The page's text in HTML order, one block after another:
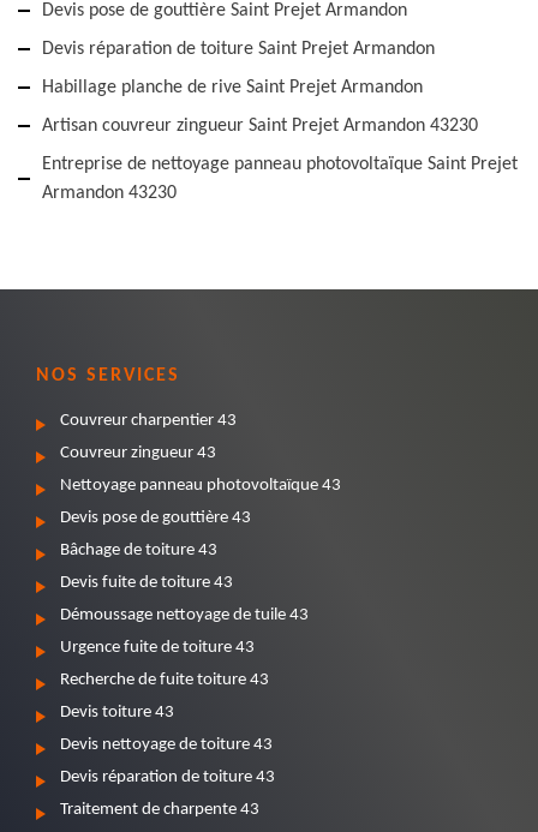
Devis pose de gouttière Saint Prejet Armandon
Devis réparation de toiture Saint Prejet Armandon
Habillage planche de rive Saint Prejet Armandon
Artisan couvreur zingueur Saint Prejet Armandon 43230
Entreprise de nettoyage panneau photovoltaïque Saint Prejet
Armandon 43230
NOS SERVICES
Couvreur charpentier 43
Couvreur zingueur 43
Nettoyage panneau photovoltaïque 43
Devis pose de gouttière 43
Bâchage de toiture 43
Devis fuite de toiture 43
Démoussage nettoyage de tuile 43
Urgence fuite de toiture 43
Recherche de fuite toiture 43
Devis toiture 43
Devis nettoyage de toiture 43
Devis réparation de toiture 43
Traitement de charpente 43